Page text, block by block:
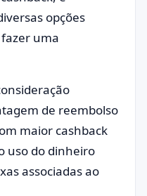
opções
uma
de reembolso
maior cashback
uso do dinheiro
associadas ao